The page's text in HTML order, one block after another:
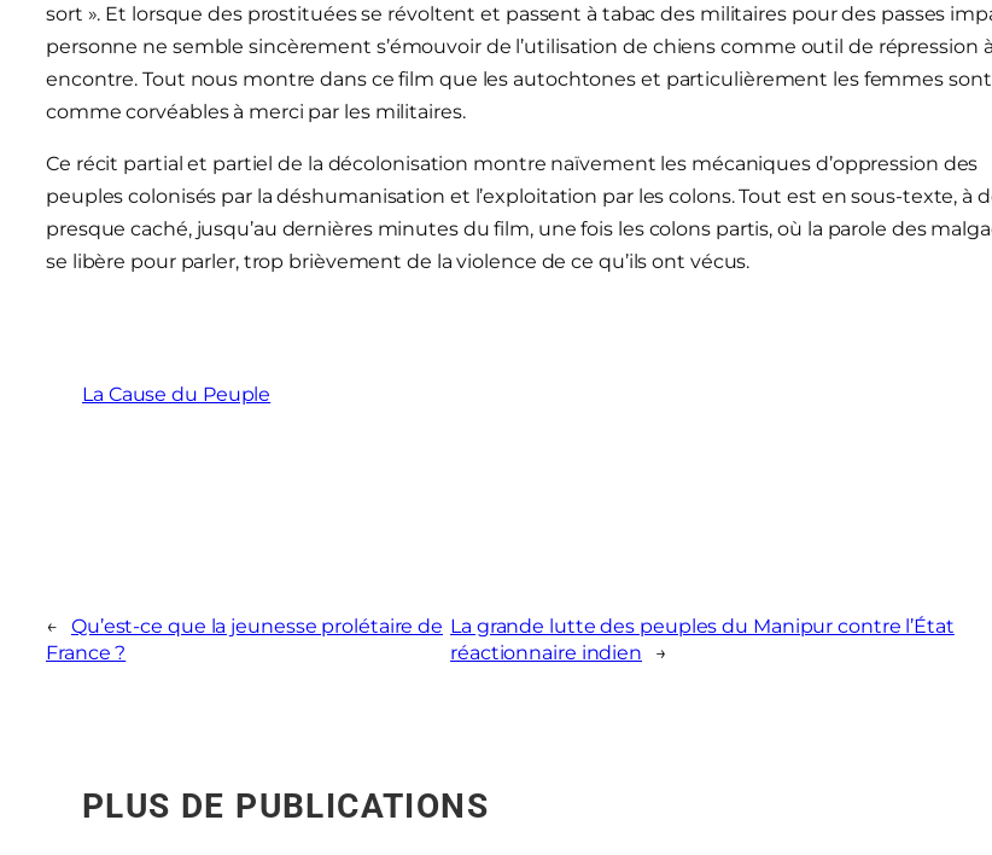
sort ». Et lorsque des prostituées se révoltent et passent à tabac des militaires pour des passes
personne ne semble sincèrement s’émouvoir de l’utilisation de chiens comme outil de répression
encontre. Tout nous montre dans ce film que les autochtones et particulièrement les femmes
comme corvéables à merci par les militaires.
Ce récit partial et partiel de la décolonisation montre naïvement les mécaniques d’oppression des
peuples colonisés par la déshumanisation et l’exploitation par les colons. Tout est en sous-texte, à
presque caché, jusqu’au dernières minutes du film, une fois les colons partis, où la parole des
se libère pour parler, trop brièvement de la violence de ce qu’ils ont vécus.
La Cause du Peuple
←
Qu’est-ce que la jeunesse prolétaire de
France ?
La grande lutte des peuples du Manipur contre l’État
réactionnaire indien
→
PLUS DE PUBLICATIONS